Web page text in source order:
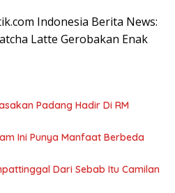
Indonesia Berita News:
Latte Gerobakan Enak
Padang Hadir Di RM
Ini Punya Manfaat Berbeda
Dari Sebab Itu Camilan